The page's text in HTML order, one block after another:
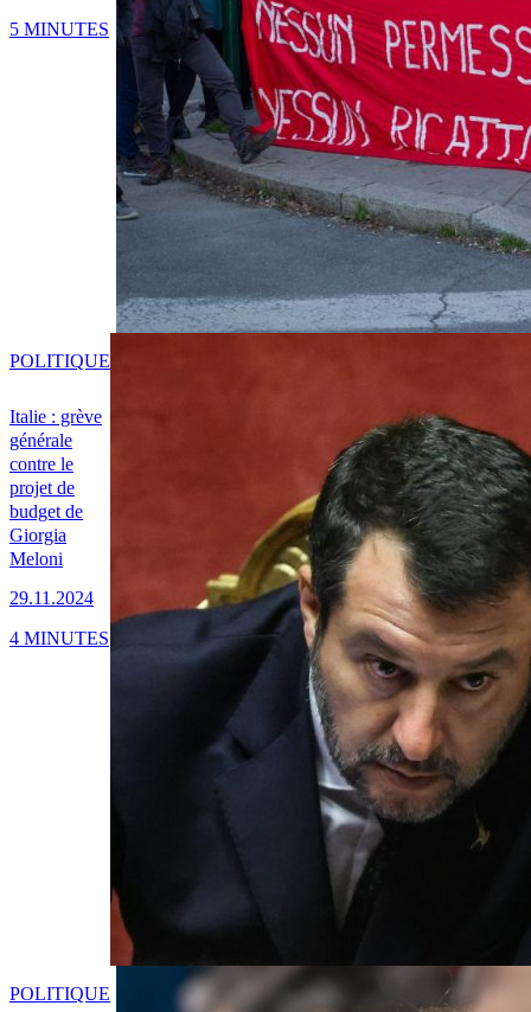
5 MINUTES
Italie : grève
générale
contre le
projet de
budget de
Giorgia
Meloni
29.11.2024
POLITIQUE
4 MINUTES
POLITIQUE